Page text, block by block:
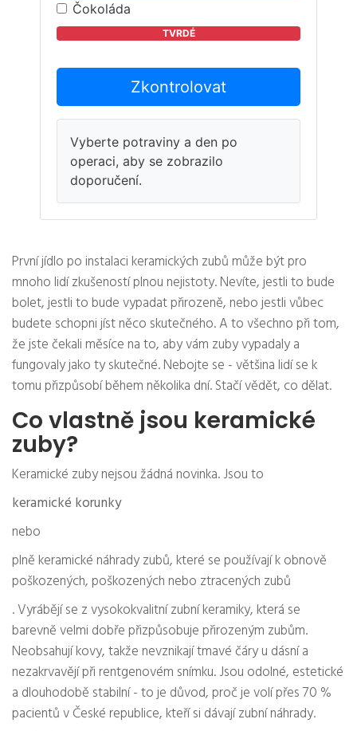
Čokoláda
TVRDÉ
Zkontrolovat
Vyberte potraviny a den po
operaci, aby se zobrazilo
doporučení.
První jídlo po instalaci keramických zubů může být pro
mnoho lidí zkušeností plnou nejistoty. Nevíte, jestli to bude
bolet, jestli to bude vypadat přirozeně, nebo jestli vůbec
budete schopni jíst něco skutečného. A to všechno při tom,
že jste čekali měsíce na to, aby vám zuby vypadaly a
fungovaly jako ty skutečné. Nebojte se - většina lidí se k
tomu přizpůsobí během několika dní. Stačí vědět, co dělat.
Co vlastně jsou keramické
zuby?
Keramické zuby nejsou žádná novinka. Jsou to
keramické korunky
nebo
plně keramické náhrady zubů, které se používají k obnově
poškozených, poškozených nebo ztracených zubů
. Vyrábějí se z vysokokvalitní zubní keramiky, která se
barevně velmi dobře přizpůsobuje přirozeným zubům.
Neobsahují kovy, takže nevznikají tmavé čáry u dásní a
nezakrvavějí při rentgenovém snímku. Jsou odolné, estetické
a dlouhodobě stabilní - to je důvod, proč je volí přes 70 %
pacientů v České republice, kteří si dávají zubní náhrady.